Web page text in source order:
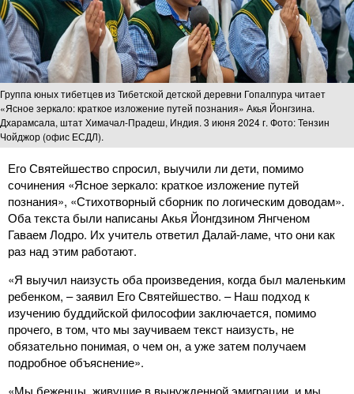
Группа юных тибетцев из Тибетской детской деревни Гопалпура читает
«Ясное зеркало: краткое изложение путей познания» Акья Йонгзина.
Дхарамсала, штат Химачал-Прадеш, Индия. 3 июня 2024 г. Фото: Тензин
Чойджор (офис ЕСДЛ).
Его Святейшество спросил, выучили ли дети, помимо
сочинения «Ясное зеркало: краткое изложение путей
познания», «Стихотворный сборник по логическим доводам».
Оба текста были написаны Акья Йонгдзином Янгченом
Гаваем Лодро. Их учитель ответил Далай-ламе, что они как
раз над этим работают.
«Я выучил наизусть оба произведения, когда был маленьким
ребенком, – заявил Его Святейшество. – Наш подход к
изучению буддийской философии заключается, помимо
прочего, в том, что мы заучиваем текст наизусть, не
обязательно понимая, о чем он, а уже затем получаем
подробное объяснение».
«Мы беженцы, живущие в вынужденной эмиграции, и мы